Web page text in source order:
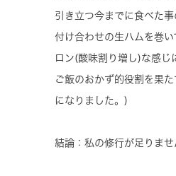
引き立つ今までに食べた事
付け合わせの生ハムを巻
ロン(酸味割り増し)な感じ
ご飯のおかず的役割を果
になりました。)
結論：私の修行が足りませ